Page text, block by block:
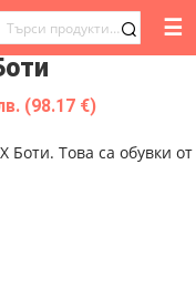
ТЪРСЕНЕ
ЗА:
☰
(98.17 €)
Боти. Това са обувки от